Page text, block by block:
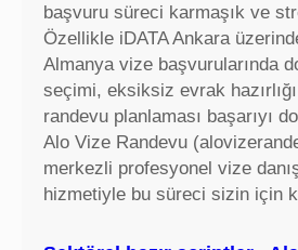
s
f
a
başvuru süreci karmaşık ve
Özellikle iDATA Ankara
Almanya vize başvurularında
seçimi, eksiksiz evrak
randevu planlaması başarıyı
Alo Vize Randevu
merkezli profesyonel vize
hizmetiyle bu süreci sizin için